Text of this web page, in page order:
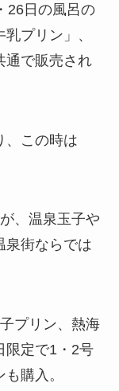
26日の風呂の
プリン」、
通で販売され
、この時は
、温泉玉子や
泉街ならでは
プリン、熱海
限定で1・2号
購入。